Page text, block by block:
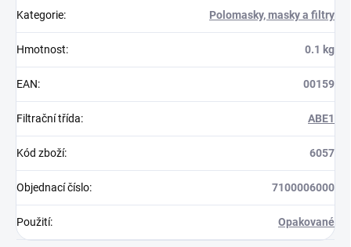
Kategorie: Polomasky, masky a filtry
Hmotnost: 0.1 kg
EAN: 00159
Filtrační třída: ABE1
Kód zboží: 6057
Objednací číslo: 7100006000
Použití: Opakované